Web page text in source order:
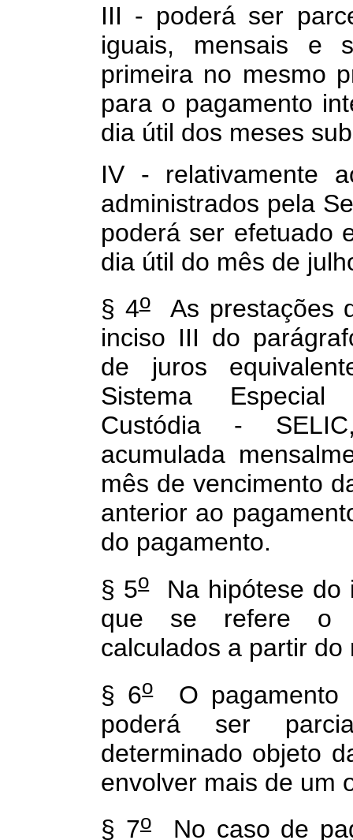
III - poderá ser
iguais, mensais e
primeira no mesmo
para o pagamento
dia útil dos meses
IV - relativamente
administrados pela
poderá ser efetuado
dia útil do mês de
§ 4oAs prestações
inciso III do
de juros
Sistema
Custódia -
acumulada
mês de vencimento
anterior ao
do pagamento.
§ 5oNa hipótese do
que se refere o
calculados a partir
§ 6oO pagamento
poderá ser
determinado objeto
envolver mais de um
§ 7oNo caso de